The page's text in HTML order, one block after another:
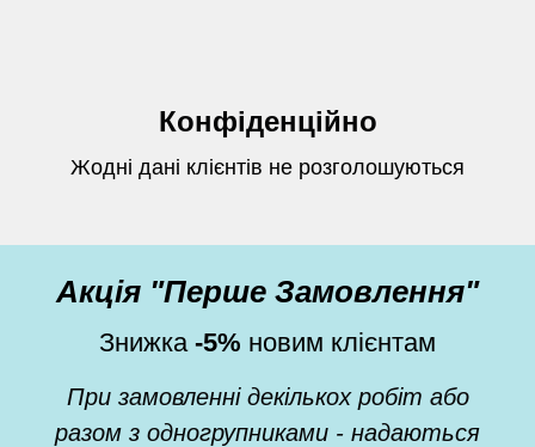
Конфіденційно
Жодні дані клієнтів не розголошуються
Акція "Перше Замовлення"
Знижка -5% новим клієнтам
При замовленні декількох робіт або
разом з одногрупниками - надаються